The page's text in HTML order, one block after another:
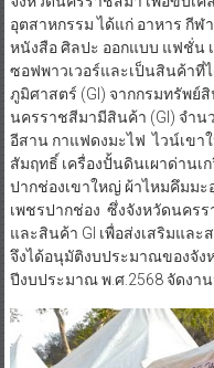
อุตสาหกรรม ได้แก่ อาหาร กี
หนังสือ ศิลปะ ออกแบบ แฟชั่น
ซอฟพาวเวอร์และเป็นสินค้าที่
ภูมิศาสตร์ (GI) จากกรมทรัพ
นครราชสีมามีสินค้า (GI) จำน
อีสาน กาแฟดงมะไฟ ไวน์เขา
สัมฤทธิ์ เครื่องปั้นดินเผาด่านเ
ปากช่องเขาใหญ่ ผ้าไหมคึมม
เพชรปากช่อง ซึ่งจังหวัดนคร
และสินค้า GI เพื่อส่งเสริมแล
จึงได้อนุมัติงบประมาณของจัง
ปีงบประมาณ พ.ศ.2568 จัดงา